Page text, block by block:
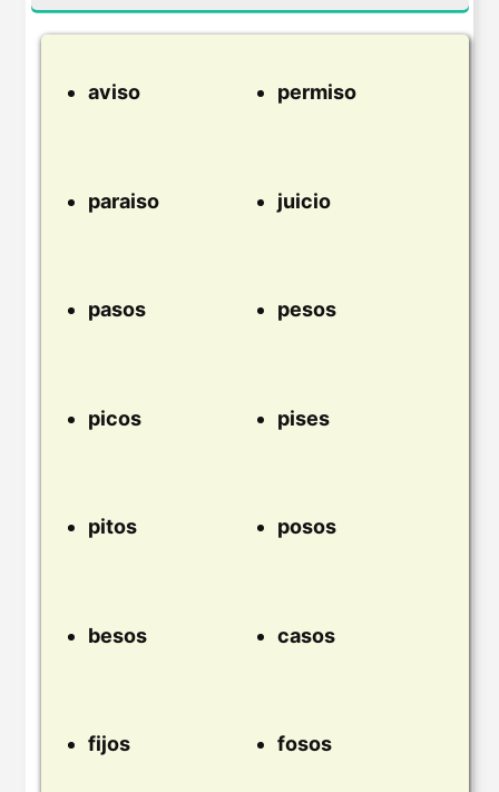
aviso permiso
paraiso juicio
pasos pesos
picos pises
pitos posos
besos casos
fijos fosos